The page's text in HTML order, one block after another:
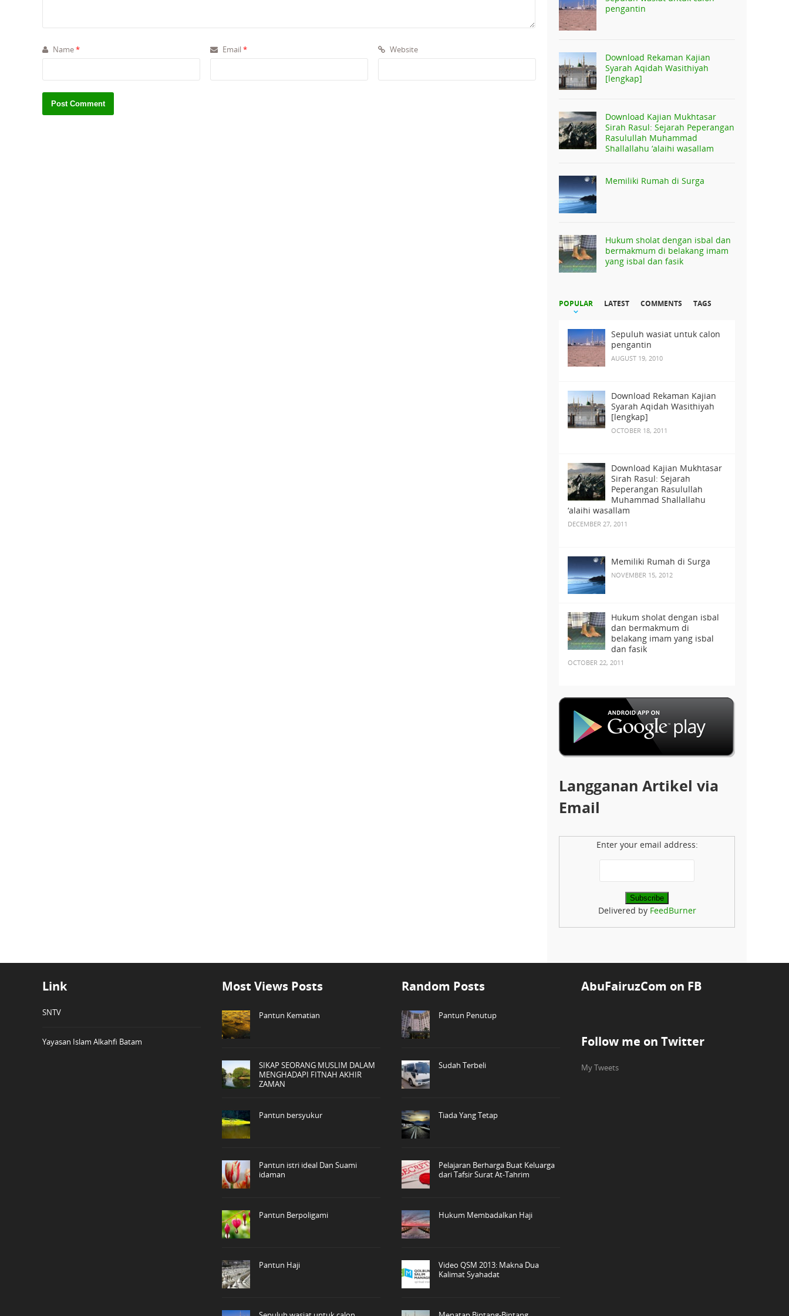
Name* Email * Website
pengantin
Download Rekaman Kajian
Syarah Aqidah Wasithiyah
[lengkap]
Download Kajian Mukhtasar
Sirah Rasul: Sejarah Peperangan
Rasulullah Muhammad
Shallallahu ‘alaihi wasallam
Memiliki Rumah di Surga
Hukum sholat dengan isbal dan
bermakmum di belakang imam
yang isbal dan fasik
POPULAR LATEST COMMENTS TAGS
Sepuluh wasiat untuk calon
pengantin
AUGUST 19, 2010
Download Rekaman Kajian
Syarah Aqidah Wasithiyah
[lengkap]
OCTOBER 18, 2011
Download Kajian Mukhtasar
Sirah Rasul: Sejarah
Peperangan Rasulullah
Muhammad Shallallahu
‘alaihi wasallam
DECEMBER 27, 2011
Memiliki Rumah di Surga
NOVEMBER 15, 2012
Hukum sholat dengan isbal
dan bermakmum di
belakang imam yang isbal
dan fasik
OCTOBER 22, 2011
Langganan Artikel via
Email
Enter your email address:
Delivered by FeedBurner
Link
SNTV
Yayasan Islam Alkahfi Batam
Most Views Posts
Pantun Kematian
SIKAP SEORANG MUSLIM DALAM
MENGHADAPI FITNAH AKHIR
ZAMAN
Pantun bersyukur
Pantun istri ideal Dan Suami
idaman
Pantun Berpoligami
Pantun Haji
Random Posts
Pantun Penutup
Sudah Terbeli
Tiada Yang Tetap
Pelajaran Berharga Buat Keluarga
dari Tafsir Surat At-Tahrim
Hukum Membadalkan Haji
Video QSM 2013: Makna Dua
Kalimat Syahadat
AbuFairuzCom on FB
Follow me on Twitter
My Tweets